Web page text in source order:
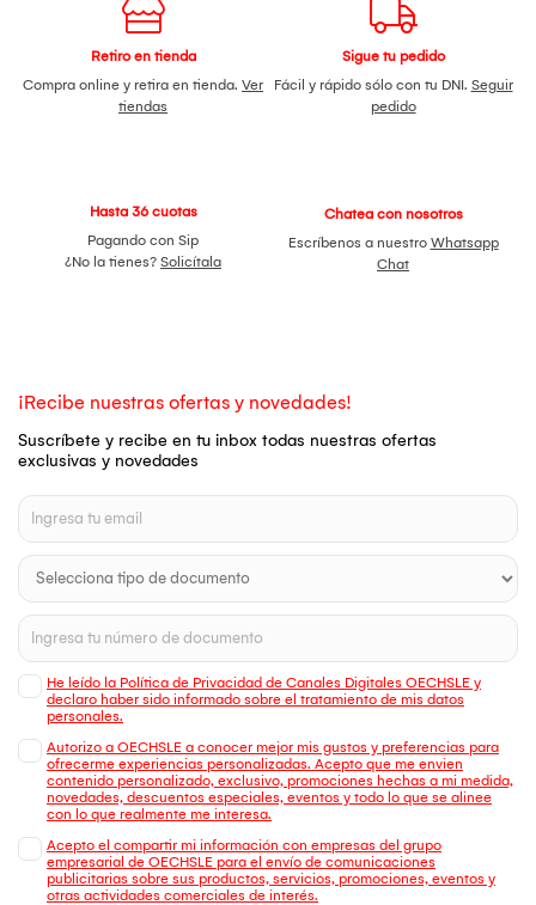
Retiro en tienda
Compra online y retira en tienda. Ver
tiendas
Sigue tu pedido
Fácil y rápido sólo con tu DNI. Seguir
pedido
Hasta 36 cuotas
Pagando con Sip
¿No la tienes? Solicítala
Chatea con nosotros
Escríbenos a nuestro Whatsapp
Chat
¡Recibe nuestras ofertas y novedades!
Suscríbete y recibe en tu inbox todas nuestras ofertas
exclusivas y novedades
He leído la Política de Privacidad de Canales Digitales OECHSLE y
declaro haber sido informado sobre el tratamiento de mis datos
personales.
Autorizo a OECHSLE a conocer mejor mis gustos y preferencias para
ofrecerme experiencias personalizadas. Acepto que me envien
contenido personalizado, exclusivo, promociones hechas a mi medida,
novedades, descuentos especiales, eventos y todo lo que se alinee
con lo que realmente me interesa.
Acepto el compartir mi información con empresas del grupo
empresarial de OECHSLE para el envío de comunicaciones
publicitarias sobre sus productos, servicios, promociones, eventos y
otras actividades comerciales de interés.